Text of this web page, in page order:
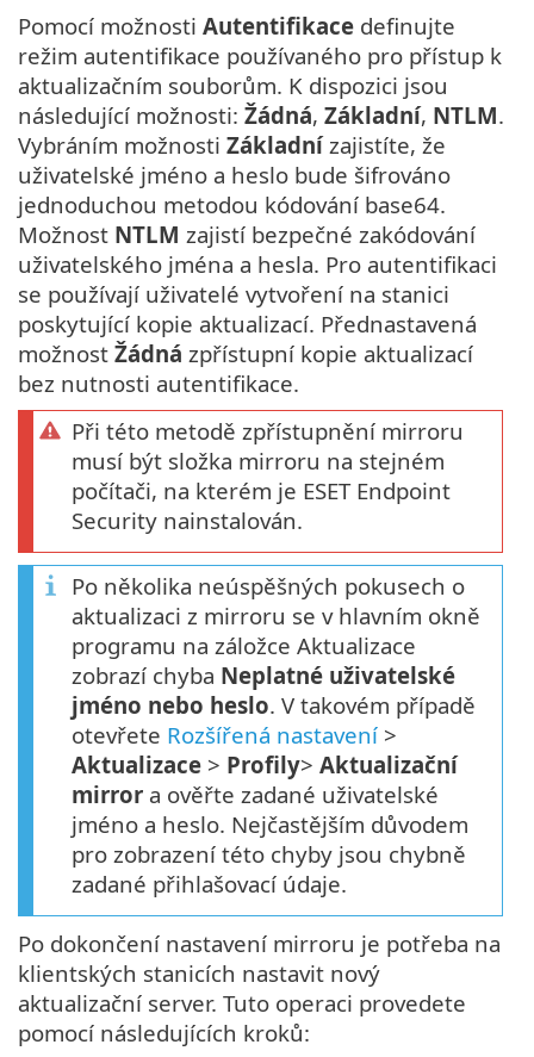
Pomocí možnosti Autentifikace definujte
režim autentifikace používaného pro přístup k
aktualizačním souborům. K dispozici jsou
následující možnosti: Žádná, Základní, NTLM.
Vybráním možnosti Základnízajistíte, že
uživatelské jméno a heslo bude šifrováno
jednoduchou metodou kódování base64.
Možnost NTLM zajistí bezpečné zakódování
uživatelského jména a hesla. Pro autentifikaci
se používají uživatelé vytvoření na stanici
poskytující kopie aktualizací. Přednastavená
možnost Žádná zpřístupní kopie aktualizací
bez nutnosti autentifikace.
Při této metodě zpřístupnění mirroru
musí být složka mirroru na stejném
počítači, na kterém je ESET Endpoint
Security nainstalován.
Po několika neúspěšných pokusech o
aktualizaci z mirroru se v hlavním okně
programu na záložce Aktualizace
zobrazí chyba Neplatné uživatelské
jméno nebo heslo. V takovém případě
otevřete Rozšířená nastavení >
Aktualizace > Profily> Aktualizační
mirror a ověřte zadané uživatelské
jméno a heslo. Nejčastějším důvodem
pro zobrazení této chyby jsou chybně
zadané přihlašovací údaje.
Po dokončení nastavení mirroru je potřeba na
klientských stanicích nastavit nový
aktualizační server. Tuto operaci provedete
pomocí následujících kroků: